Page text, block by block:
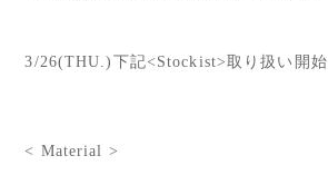
3/26(THU.)下記<Stockist>取り扱い開始
< Material >